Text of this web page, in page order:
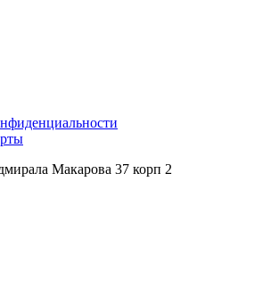
Макарова 37 корп 2